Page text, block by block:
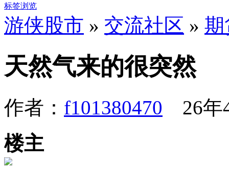
标签浏览
游侠股市 » 交流社区 » 期
天然气来的很突然
作者： f101380470 26年
楼主